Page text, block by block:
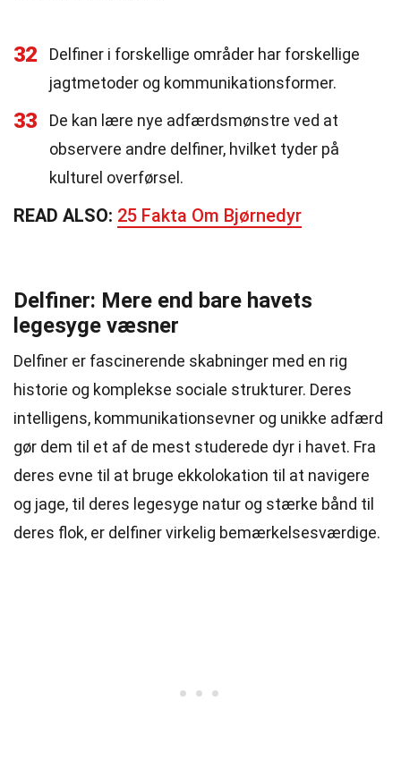
32
Delfiner i forskellige områder har forskellige
jagtmetoder og kommunikationsformer.
33
De kan lære nye adfærdsmønstre ved at
observere andre delfiner, hvilket tyder på
kulturel overførsel.
READ ALSO: 25 Fakta Om Bjørnedyr
Delfiner: Mere end bare havets
legesyge væsner
Delfiner er fascinerende skabninger med en rig
historie og komplekse sociale strukturer. Deres
intelligens, kommunikationsevner og unikke adfærd
gør dem til et af de mest studerede dyr i havet. Fra
deres evne til at bruge ekkolokation til at navigere
og jage, til deres legesyge natur og stærke bånd til
deres flok, er delfiner virkelig bemærkelsesværdige.